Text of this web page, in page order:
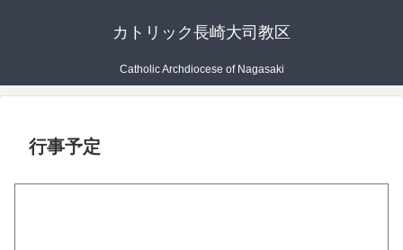
カトリック長崎大司教区
Catholic Archdiocese of Nagasaki
行事予定